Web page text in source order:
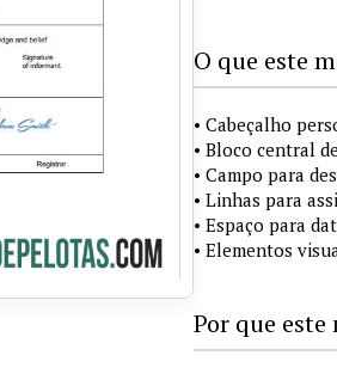
O que este
• Cabeçalho
• Bloco central
• Campo para
• Linhas para
• Espaço para
• Elementos
Por que